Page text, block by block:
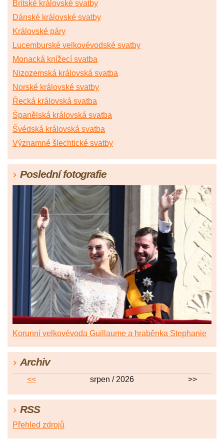
Britské královské svatby
Dánské královské svatby
Královské páry
Lucemburské velkovévodské svatby
Monacká knížecí svatba
Nizozemská královská svatba
Norské královské svatby
Řecká královská svatba
Španělská královská svatba
Švédská královská svatba
Významné šlechtické svatby
Poslední fotografie
Korunní velkovévoda Guillaume a hraběnka Stephanie
Archiv
<< srpen / 2026 >>
RSS
Přehled zdrojů